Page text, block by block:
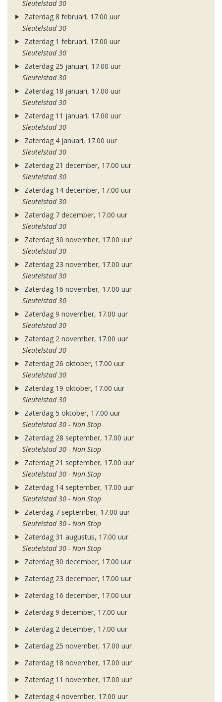
Sleutelstad 30
Zaterdag 8 februari, 17.00 uur
Sleutelstad 30
Zaterdag 1 februari, 17.00 uur
Sleutelstad 30
Zaterdag 25 januari, 17.00 uur
Sleutelstad 30
Zaterdag 18 januari, 17.00 uur
Sleutelstad 30
Zaterdag 11 januari, 17.00 uur
Sleutelstad 30
Zaterdag 4 januari, 17.00 uur
Sleutelstad 30
Zaterdag 21 december, 17.00 uur
Sleutelstad 30
Zaterdag 14 december, 17.00 uur
Sleutelstad 30
Zaterdag 7 december, 17.00 uur
Sleutelstad 30
Zaterdag 30 november, 17.00 uur
Sleutelstad 30
Zaterdag 23 november, 17.00 uur
Sleutelstad 30
Zaterdag 16 november, 17.00 uur
Sleutelstad 30
Zaterdag 9 november, 17.00 uur
Sleutelstad 30
Zaterdag 2 november, 17.00 uur
Sleutelstad 30
Zaterdag 26 oktober, 17.00 uur
Sleutelstad 30
Zaterdag 19 oktober, 17.00 uur
Sleutelstad 30
Zaterdag 5 oktober, 17.00 uur
Sleutelstad 30 - Non Stop
Zaterdag 28 september, 17.00 uur
Sleutelstad 30 - Non Stop
Zaterdag 21 september, 17.00 uur
Sleutelstad 30 - Non Stop
Zaterdag 14 september, 17.00 uur
Sleutelstad 30 - Non Stop
Zaterdag 7 september, 17.00 uur
Sleutelstad 30 - Non Stop
Zaterdag 31 augustus, 17.00 uur
Sleutelstad 30 - Non Stop
Zaterdag 30 december, 17.00 uur
Zaterdag 23 december, 17.00 uur
Zaterdag 16 december, 17.00 uur
Zaterdag 9 december, 17.00 uur
Zaterdag 2 december, 17.00 uur
Zaterdag 25 november, 17.00 uur
Zaterdag 18 november, 17.00 uur
Zaterdag 11 november, 17.00 uur
Zaterdag 4 november, 17.00 uur